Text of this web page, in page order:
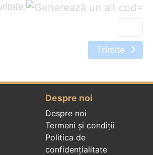
=
Trimite
Despre noi
Despre noi
Termeni și condiții
Politica de
confidenţialitate